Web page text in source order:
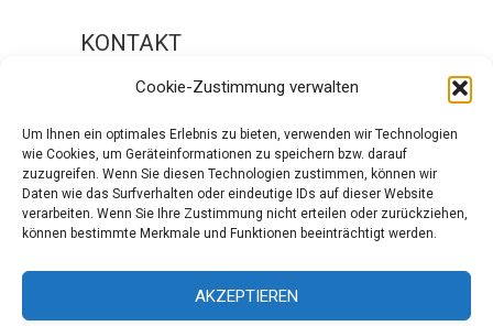
Cookie-Zustimmung verwalten
Um Ihnen ein optimales Erlebnis zu bieten, verwenden wir Technologien
wie Cookies, um Geräteinformationen zu speichern bzw. darauf
zuzugreifen. Wenn Sie diesen Technologien zustimmen, können wir
Daten wie das Surfverhalten oder eindeutige IDs auf dieser Website
verarbeiten. Wenn Sie Ihre Zustimmung nicht erteilen oder zurückziehen,
können bestimmte Merkmale und Funktionen beeinträchtigt werden.
AKZEPTIEREN
KONTAKT
Impressum
ÜBER UNS
Die Redaktion
Über modaCYCLE
Instagram